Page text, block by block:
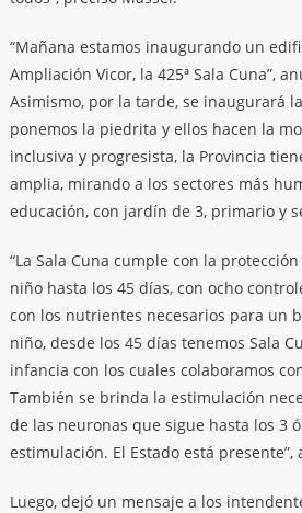
“Mañana estamos inaugurando un
Ampliación Vicor, la 425ª Sala Cuna”,
Asimismo, por la tarde, se inaugurará
ponemos la piedrita y ellos hacen la
inclusiva y progresista, la Provincia
amplia, mirando a los sectores más
educación, con jardín de 3, primario y
“La Sala Cuna cumple con la
niño hasta los 45 días, con ocho
con los nutrientes necesarios para un
niño, desde los 45 días tenemos Sala
infancia con los cuales colaboramos
También se brinda la estimulación
de las neuronas que sigue hasta los 3
estimulación. El Estado está presente”,
Luego, dejó un mensaje a los